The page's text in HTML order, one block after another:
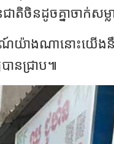
តិចិនដូចគ្នាចាក់សម្
យ៉ាងណានោះយើងនឹងធ្
ានជ្រាប៕